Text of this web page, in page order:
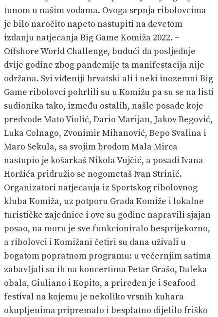
tunom u našim vodama. Ovoga srpnja ribolovcima
je bilo naročito napeto nastupiti na devetom
izdanju natjecanja Big Game Komiža 2022. −
Offshore World Challenge, budući da posljednje
dvije godine zbog pandemije ta manifestacija nije
održana. Svi viđeniji hrvatski ali i neki inozemni Big
Game ribolovci pohrlili su u Komižu pa su se na listi
sudionika tako, između ostalih, našle posade koje
predvode Mato Violić, Dario Marijan, Jakov Begović,
Luka Colnago, Zvonimir Mihanović, Bepo Svalina i
Maro Sekula, sa svojim brodom Mala Mirca
nastupio je košarkaš Nikola Vujčić, a posadi Ivana
Horžića pridružio se nogometaš Ivan Strinić.
Organizatori natjecanja iz Sportskog ribolovnog
kluba Komiža, uz potporu Grada Komiže i lokalne
turističke zajednice i ove su godine napravili sjajan
posao, na moru je sve funkcioniralo besprijekorno,
a ribolovci i Komižani četiri su dana uživali u
bogatom popratnom programu: u večernjim satima
zabavljali su ih na koncertima Petar Grašo, Daleka
obala, Giuliano i Kopito, a priređen je i Seafood
festival na kojemu je nekoliko vrsnih kuhara
okupljenima pripremalo i besplatno dijelilo friško